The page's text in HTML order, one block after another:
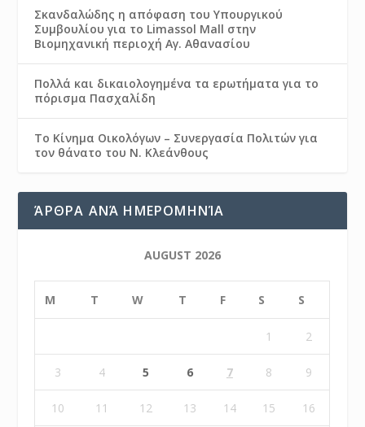
Σκανδαλώδης η απόφαση του Υπουργικού
Συμβουλίου για το Limassol Mall στην
Βιομηχανική περιοχή Αγ. Αθανασίου
Πολλά και δικαιολογημένα τα ερωτήματα για το
πόρισμα Πασχαλίδη
Το Κίνημα Οικολόγων – Συνεργασία Πολιτών για
τον θάνατο του Ν. Κλεάνθους
ΆΡΘΡΑ ΑΝΆ ΗΜΕΡΟΜΗΝΊΑ
AUGUST 2026
M T W T F S S
1 2
3 4 5 6 7 8 9
10 11 12 13 14 15 16